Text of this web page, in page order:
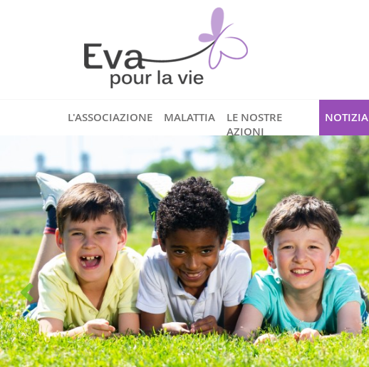
L'ASSOCIAZIONE MALATTIA
LE NOSTRE
AZIONI
NOTIZIA